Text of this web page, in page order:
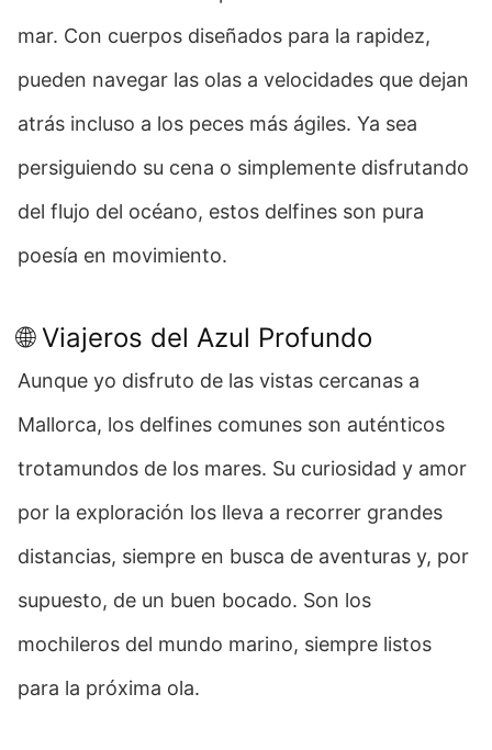
mar. Con cuerpos diseñados para la rapidez,
pueden navegar las olas a velocidades que dejan
atrás incluso a los peces más ágiles. Ya sea
persiguiendo su cena o simplemente disfrutando
del flujo del océano, estos delfines son pura
poesía en movimiento.
🌐 Viajeros del Azul Profundo
Aunque yo disfruto de las vistas cercanas a
Mallorca, los delfines comunes son auténticos
trotamundos de los mares. Su curiosidad y amor
por la exploración los lleva a recorrer grandes
distancias, siempre en busca de aventuras y, por
supuesto, de un buen bocado. Son los
mochileros del mundo marino, siempre listos
para la próxima ola.